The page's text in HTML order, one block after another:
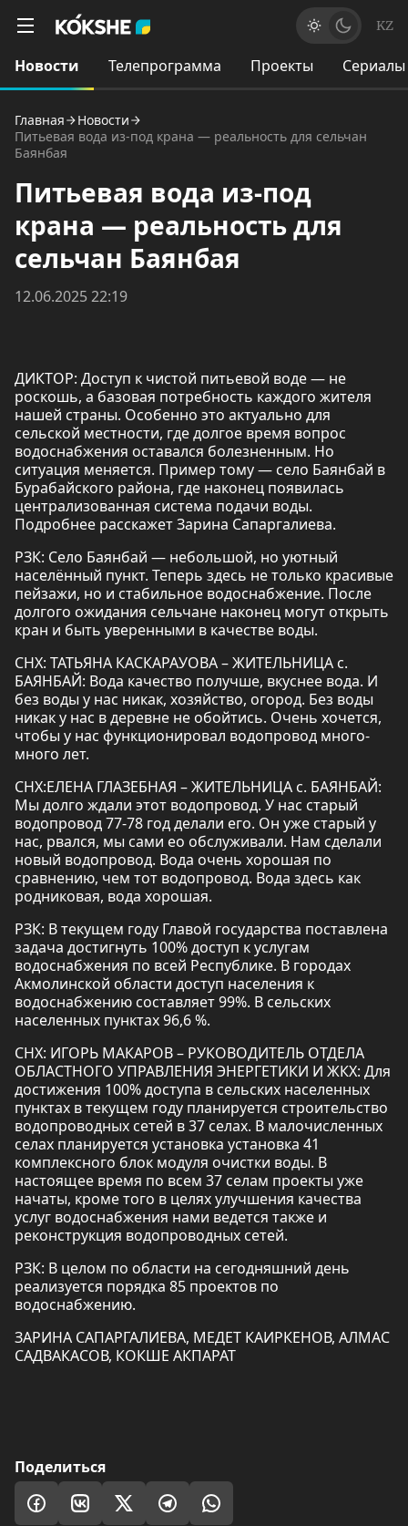
KZ
Новости Телепрограмма Проекты Сериалы
Главная
Новости
Питьевая вода из-под крана — реальность для сельчан
Баянбая
Питьевая вода из-под
крана — реальность для
сельчан Баянбая
12.06.2025 22:19
ДИКТОР: Доступ к чистой питьевой воде — не
роскошь, а базовая потребность каждого жителя
нашей страны. Особенно это актуально для
сельской местности, где долгое время вопрос
водоснабжения оставался болезненным. Но
ситуация меняется. Пример тому — село Баянбай в
Бурабайского района, где наконец появилась
централизованная система подачи воды.
Подробнее расскажет Зарина Сапаргалиева.
РЗК: Село Баянбай — небольшой, но уютный
населённый пункт. Теперь здесь не только красивые
пейзажи, но и стабильное водоснабжение. После
долгого ожидания сельчане наконец могут открыть
кран и быть уверенными в качестве воды.
СНХ: ТАТЬЯНА КАСКАРАУОВА – ЖИТЕЛЬНИЦА с.
БАЯНБАЙ: Вода качество получше, вкуснее вода. И
без воды у нас никак, хозяйство, огород. Без воды
никак у нас в деревне не обойтись. Очень хочется,
чтобы у нас функционировал водопровод много-
много лет.
СНХ:ЕЛЕНА ГЛАЗЕБНАЯ – ЖИТЕЛЬНИЦА с. БАЯНБАЙ:
Мы долго ждали этот водопровод. У нас старый
водопровод 77-78 год делали его. Он уже старый у
нас, рвался, мы сами ео обслуживали. Нам сделали
новый водопровод. Вода очень хорошая по
сравнению, чем тот водопровод. Вода здесь как
родниковая, вода хорошая.
РЗК: В текущем году Главой государства поставлена
задача достигнуть 100% доступ к услугам
водоснабжения по всей Республике. В городах
Акмолинской области доступ населения к
водоснабжению составляет 99%. В сельских
населенных пунктах 96,6 %.
СНХ: ИГОРЬ МАКАРОВ – РУКОВОДИТЕЛЬ ОТДЕЛА
ОБЛАСТНОГО УПРАВЛЕНИЯ ЭНЕРГЕТИКИ И ЖКХ: Для
достижения 100% доступа в сельских населенных
пунктах в текущем году планируется строительство
водопроводных сетей в 37 селах. В малочисленных
селах планируется установка установка 41
комплексного блок модуля очистки воды. В
настоящее время по всем 37 селам проекты уже
начаты, кроме того в целях улучшения качества
услуг водоснабжения нами ведется также и
реконструкция водопроводных сетей.
РЗК: В целом по области на сегодняшний день
реализуется порядка 85 проектов по
водоснабжению.
ЗАРИНА САПАРГАЛИЕВА, МЕДЕТ КАИРКЕНОВ, АЛМАС
САДВАКАСОВ, КОКШЕ АКПАРАТ
Поделиться